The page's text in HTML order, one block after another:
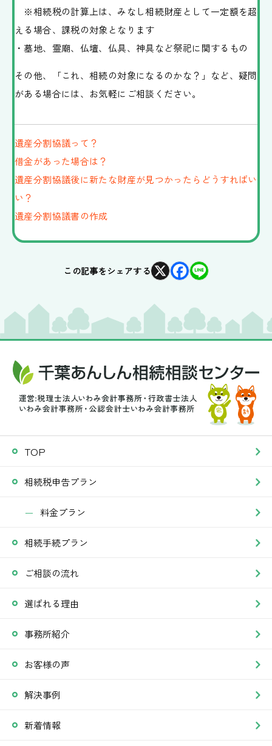
※相続税の計算上は、みなし相続財産として一定額を超
える場合、課税の対象となります
・墓地、霊廟、仏壇、仏具、神具など祭祀に関するもの
その他、「これ、相続の対象になるのかな？」など、疑問
がある場合には、お気軽にご相談ください。
遺産分割協議って？
借金があった場合は？
遺産分割協議後に新たな財産が見つかったらどうすればい
い？
遺産分割協議書の作成
X Facebook
Line
TOP
相続税申告プラン
料金プラン
相続手続プラン
ご相談の流れ
選ばれる理由
事務所紹介
お客様の声
解決事例
新着情報